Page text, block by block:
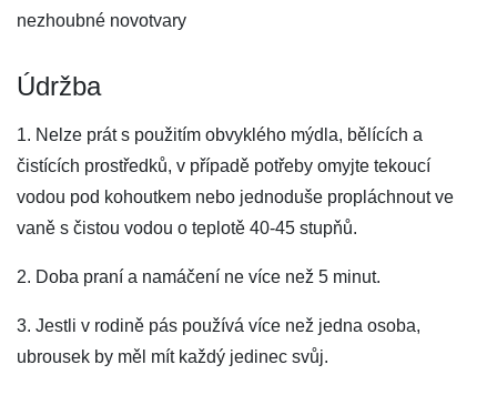
nezhoubné novotvary
Údržba
1. Nelze prát s použitím obvyklého mýdla, bělících a
čistících prostředků, v případě potřeby omyjte tekoucí
vodou pod kohoutkem nebo jednoduše propláchnout ve
vaně s čistou vodou o teplotě 40-45 stupňů.
2. Doba praní a namáčení ne více než 5 minut.
3. Jestli v rodině pás používá více než jedna osoba,
ubrousek by měl mít každý jedinec svůj.